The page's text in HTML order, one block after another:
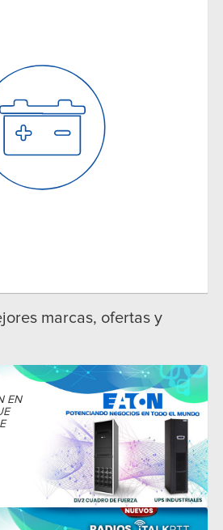
marcas, ofertas y
EN